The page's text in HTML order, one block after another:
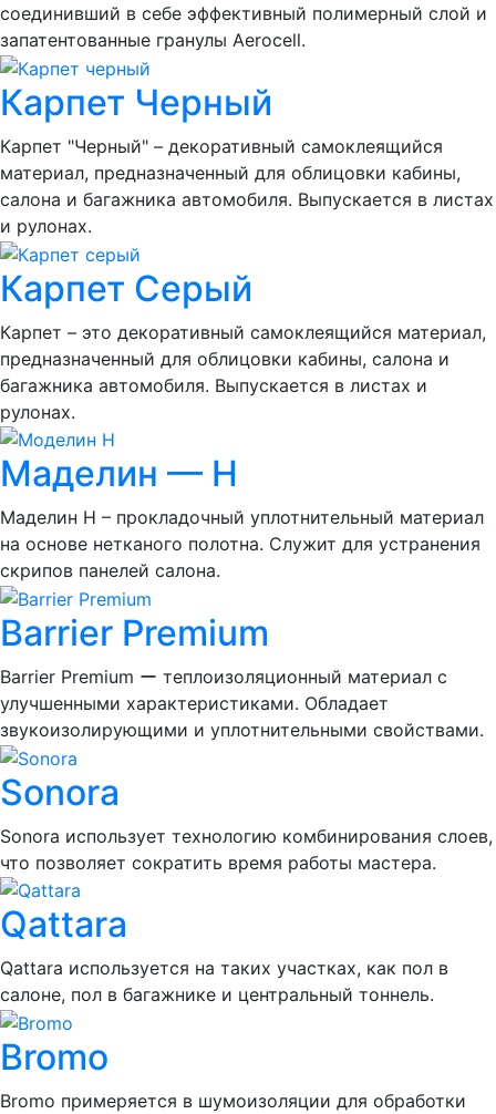
соединивший в себе эффективный полимерный слой и
запатентованные гранулы Aerocell.
Карпет Черный
Карпет "Черный" – декоративный самоклеящийся
материал, предназначенный для облицовки кабины,
салона и багажника автомобиля. Выпускается в листах
и рулонах.
Карпет Серый
Карпет – это декоративный самоклеящийся материал,
предназначенный для облицовки кабины, салона и
багажника автомобиля. Выпускается в листах и
рулонах.
Маделин — Н
Маделин Н – прокладочный уплотнительный материал
на основе нетканого полотна. Служит для устранения
скрипов панелей салона.
Barrier Premium
Barrier Premium ー теплоизоляционный материал с
улучшенными характеристиками. Обладает
звукоизолирующими и уплотнительными свойствами.
Sonora
Sonora использует технологию комбинирования слоев,
что позволяет сократить время работы мастера.
Qattara
Qattara используется на таких участках, как пол в
салоне, пол в багажнике и центральный тоннель.
Bromo
Bromo примеряется в шумоизоляции для обработки